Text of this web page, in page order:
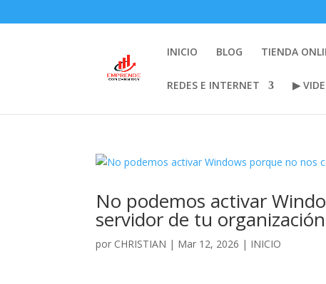
INICIO BLOG TIENDA
REDES E INTERNET ▶
No podemos activar
servidor de tu organización
por CHRISTIAN | Mar 12, 2026 | INICIO